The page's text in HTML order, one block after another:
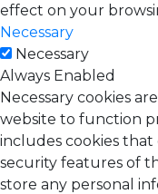
effect on your
Necessary
Necessary
Always Enabled
Necessary cookies
website to function
includes cookies that
security features of
store any personal